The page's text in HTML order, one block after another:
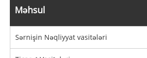
Məhsul
Sərnişin Nəqliyyat vasitələri